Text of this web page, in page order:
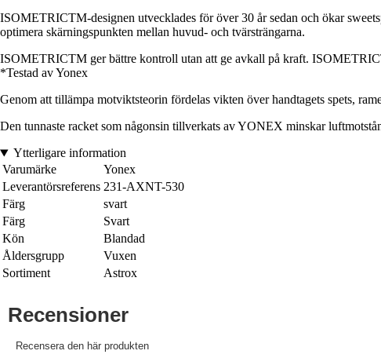
ISOMETRICTM-designen utvecklades för över 30 år sedan och ökar
optimera skärningspunkten mellan huvud- och tvärsträngarna.
ISOMETRICTM ger bättre kontroll utan att ge avkall på kraft.
*Testad av Yonex
Genom att tillämpa motviktsteorin fördelas vikten över handtagets spets,
Den tunnaste racket som någonsin tillverkats av YONEX minskar
Ytterligare information
Varumärke
Yonex
Leverantörsreferens 231-AXNT-530
Färg
svart
Färg
Svart
Kön
Blandad
Åldersgrupp
Vuxen
Sortiment
Astrox